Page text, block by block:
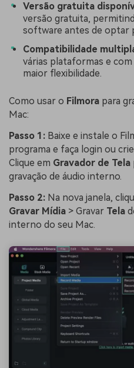
Versão gratuita
versão gratuita,
software antes de optar
Compatibilidade
várias plataformas e
maior flexibilidade.
Como usar o Filmora para
Mac:
Passo 1: Baixe e instale o
programa e faça login ou
Clique em Gravador de Tela
gravação de áudio interno.
Passo 2: Na nova janela,
Gravar Mídia > Gravar Tela
interno do seu Mac.